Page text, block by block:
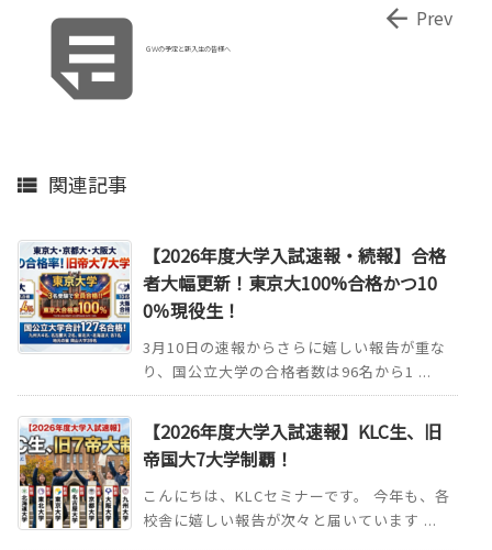
ＧＷの予定と新入生の皆様へ
 Prev
 関連記事
【2026年度大学入試速報・続報】合格
者大幅更新！東京大100%合格かつ10
0％現役生！
3月10日の速報からさらに嬉しい報告が重な
り、国公立大学の合格者数は96名から1 ...
【2026年度大学入試速報】KLC生、旧
帝国大7大学制覇！
こんにちは、KLCセミナーです。 今年も、各
校舎に嬉しい報告が次々と届いています ...